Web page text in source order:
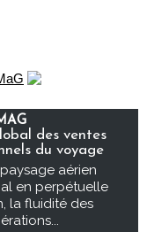
des ventes
du voyage
aérien
en perpétuelle
la fluidité des